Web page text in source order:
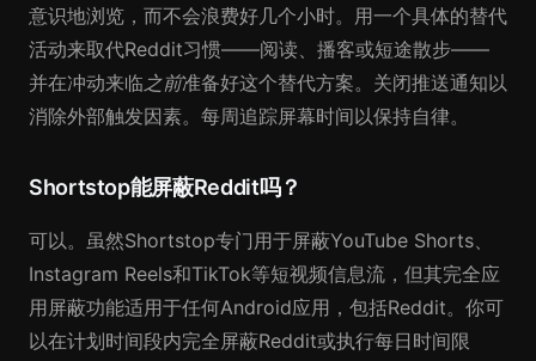
意识地浏览，而不会浪费好几个小时。用一个具体的替代
活动来取代Reddit习惯——阅读、播客或短途散步——
并在冲动来临之前准备好这个替代方案。关闭推送通知以
消除外部触发因素。每周追踪屏幕时间以保持自律。
Shortstop能屏蔽Reddit吗？
可以。虽然Shortstop专门用于屏蔽YouTube Shorts、
Instagram Reels和TikTok等短视频信息流，但其完全应
用屏蔽功能适用于任何Android应用，包括Reddit。你可
以在计划时间段内完全屏蔽Reddit或执行每日时间限